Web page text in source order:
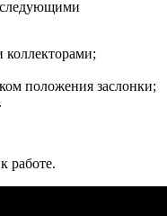
следующими
положения заслонки;
работе.